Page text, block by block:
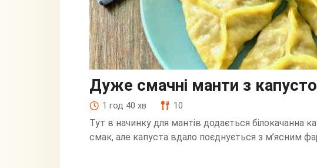
Дуже смачні манти з
1 год 40 хв 10
Тут в начинку для мантів додається білокачанна
смак, але капуста вдало поєднується з м’ясним